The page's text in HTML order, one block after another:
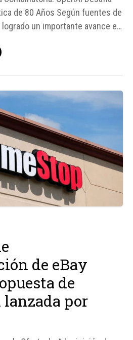
de 80 Años Según fuentes de
logrado un importante avance en
destacado matemático Paul
de eBay
de
por